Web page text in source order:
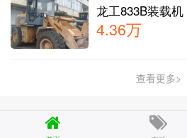
龙工833B装载机
4.36万
查看更多>